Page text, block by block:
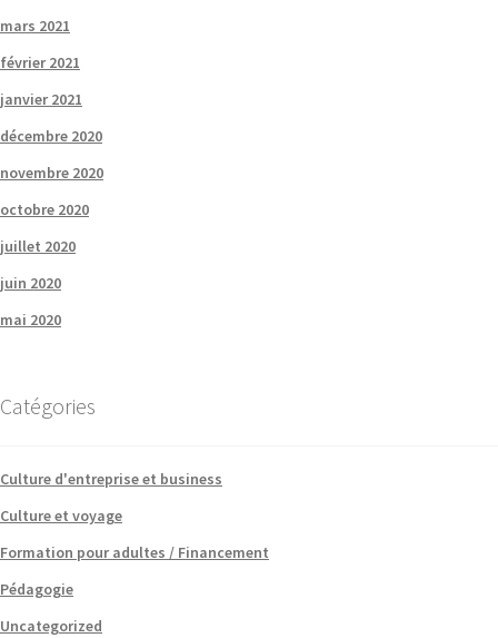
mars 2021
février 2021
janvier 2021
décembre 2020
novembre 2020
octobre 2020
juillet 2020
juin 2020
mai 2020
Catégories
Culture d'entreprise et business
Culture et voyage
Formation pour adultes / Financement
Pédagogie
Uncategorized